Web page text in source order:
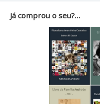
Já comprou o seu?…